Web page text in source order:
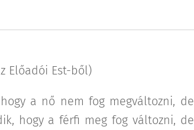
Előadói Est-ből)
a nő nem fog megváltozni, de
hogy a férfi meg fog változni, de